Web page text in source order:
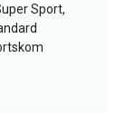
Sport,